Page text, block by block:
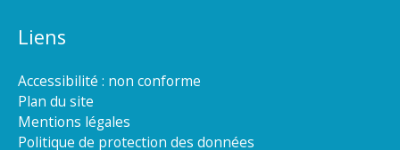
Liens
Accessibilité : non conforme
Plan du site
Mentions légales
Politique de protection des données